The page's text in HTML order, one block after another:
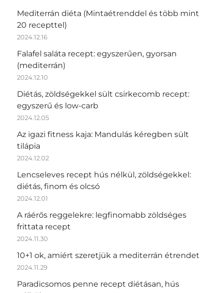
Mediterrán diéta (Mintaétrenddel és több mint
20 recepttel)
2024.12.16
Falafel saláta recept: egyszerűen, gyorsan
(mediterrán)
2024.12.10
Diétás, zöldségekkel sült csirkecomb recept:
egyszerű és low-carb
2024.12.05
Az igazi fitness kaja: Mandulás kéregben sült
tilápia
2024.12.02
Lencseleves recept hús nélkül, zöldségekkel:
diétás, finom és olcsó
2024.12.01
A ráérős reggelekre: legfinomabb zöldséges
frittata recept
2024.11.30
10+1 ok, amiért szeretjük a mediterrán étrendet
2024.11.29
Paradicsomos penne recept diétásan, hús